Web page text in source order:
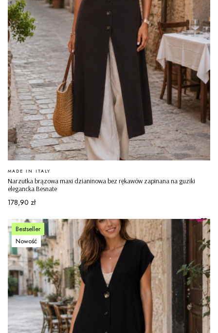
Narzutka brązowa maxi dzianinowa bez rękawów zapinana na guziki
elegancka Besnate
PRODUCENT
MADE IN ITALY
Cena
178,90 zł
Bestseller
Nowość